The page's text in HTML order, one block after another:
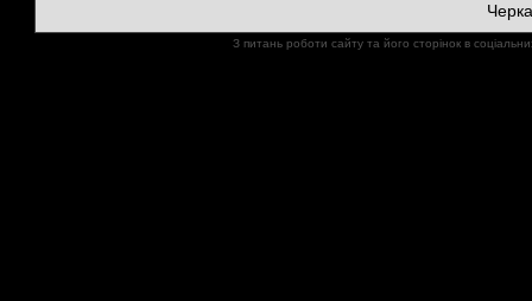
З питань роботи сайту та його сторінок в